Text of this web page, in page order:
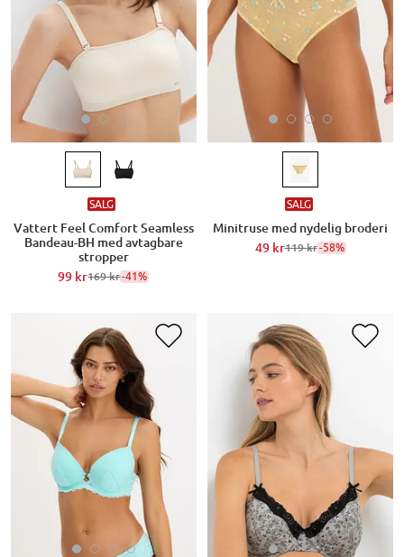
SALG
Vattert Feel Comfort Seamless
Bandeau-BH med avtagbare
stropper
99 kr169 kr-41%
SALG
Minitruse med nydelig broderi
49 kr119 kr-58%